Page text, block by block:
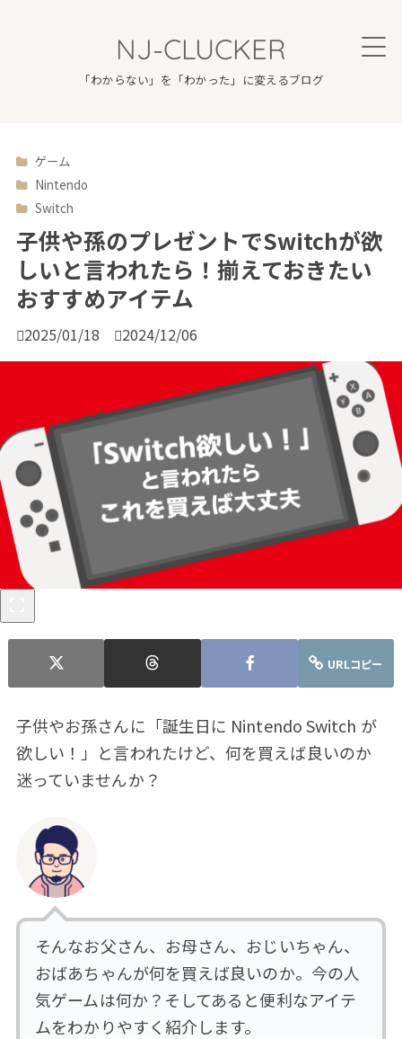
NJ-CLUCKER
「わからない」を「わかった」に変えるブログ
ゲーム
Nintendo
Switch
子供や孫のプレゼントでSwitchが欲
しいと言われたら！揃えておきたい
おすすめアイテム
2025/01/18 2024/12/06
URLコピー
子供やお孫さんに「誕生日に Nintendo Switch が
欲しい！」と言われたけど、何を買えば良いのか
迷っていませんか？
そんなお父さん、お母さん、おじいちゃん、
おばあちゃんが何を買えば良いのか。今の人
気ゲームは何か？そしてあると便利なアイテ
ムをわかりやすく紹介します。